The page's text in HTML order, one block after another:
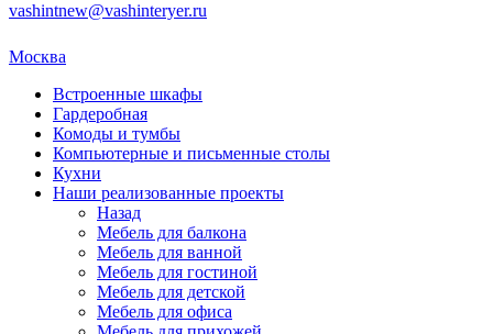
vashintnew@vashinteryer.ru
Москва
Встроенные шкафы
Гардеробная
Комоды и тумбы
Компьютерные и письменные столы
Кухни
Наши реализованные проекты
Назад
Мебель для балкона
Мебель для ванной
Мебель для гостиной
Мебель для детской
Мебель для офиса